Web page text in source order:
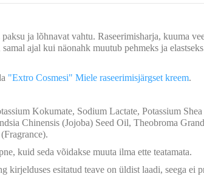
ja lõhnavat vahtu. Raseerimisharja, kuuma
ajal kui näonahk muutub pehmeks ja
"Extro Cosmesi" Miele raseerimisjärgset kreem.
Kokumate, Sodium Lactate, Potassium
Chinensis (Jojoba) Seed Oil, Theobroma
kuid seda võidakse muuta ilma ette teatamata.
esitatud teave on üldist laadi, seega ei